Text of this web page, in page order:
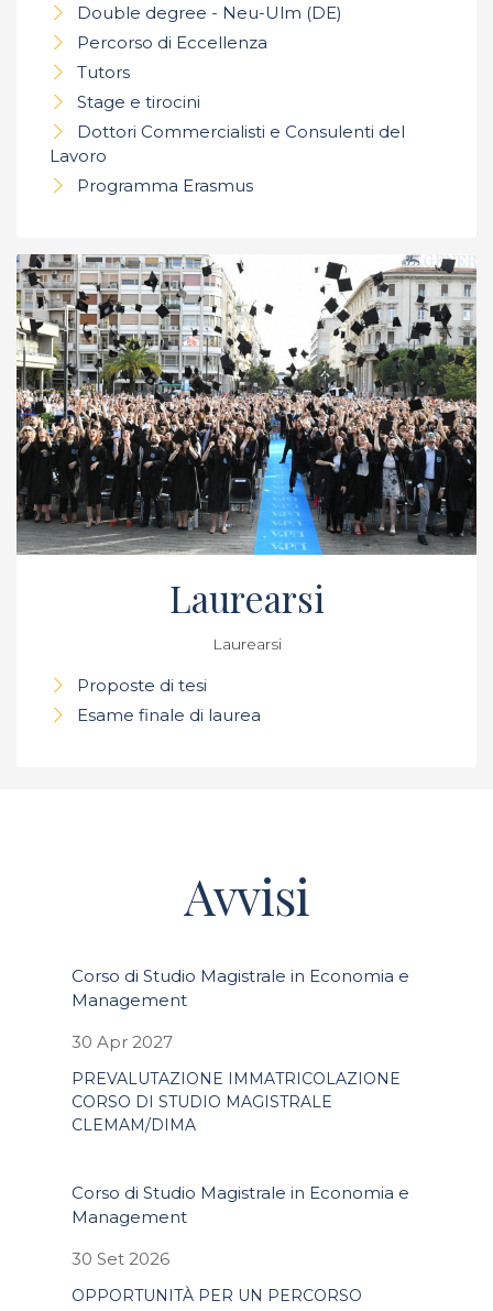
Double degree - Neu-Ulm (DE)
Percorso di Eccellenza
Tutors
Stage e tirocini
Dottori Commercialisti e Consulenti del
Lavoro
Programma Erasmus
Laurearsi
Laurearsi
Proposte di tesi
Esame finale di laurea
Avvisi
Corso di Studio Magistrale in Economia e
Management
30 Apr 2027
PREVALUTAZIONE IMMATRICOLAZIONE
CORSO DI STUDIO MAGISTRALE
CLEMAM/DIMA
Corso di Studio Magistrale in Economia e
Management
30 Set 2026
OPPORTUNITÀ PER UN PERCORSO